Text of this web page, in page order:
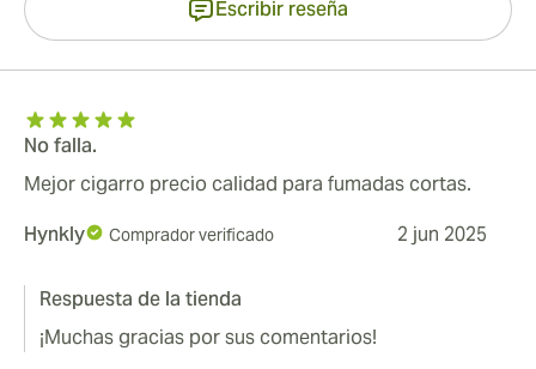
Escribir reseña
No falla.
Mejor cigarro precio calidad para fumadas cortas.
Hynkly
Comprador verificado 2 jun 2025
Respuesta de la tienda
¡Muchas gracias por sus comentarios!